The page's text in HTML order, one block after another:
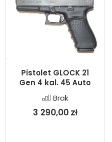
Pistolet GLOCK 21
Gen 4 kal. 45 Auto
Brak
3 290,00 zł